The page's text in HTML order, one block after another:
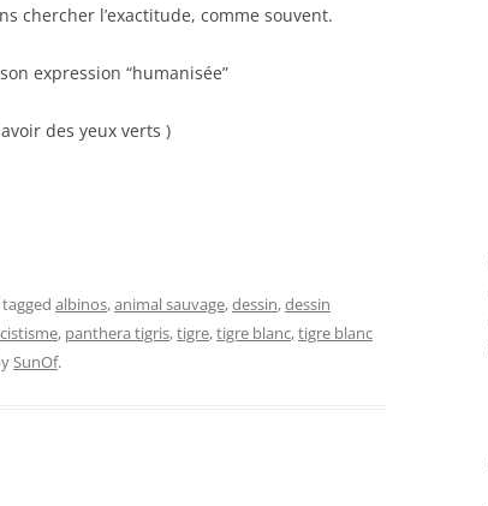
chercher l’exactitude, comme souvent.
expression “humanisée”
des yeux verts )
albinos,animal sauvage,dessin,dessin
, panthera tigris,tigre,tigre blanc,tigre blanc
SunOf.